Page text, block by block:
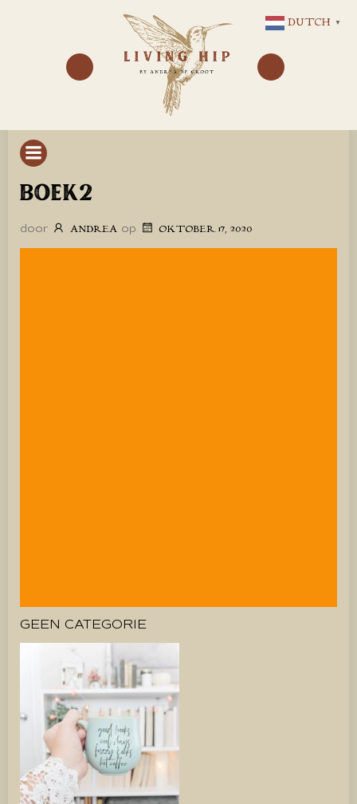
NAAR
DE
INHOUD
BOEK2
door ANDREA op OKTOBER 17, 2020
GEEN CATEGORIE
DUTCH ▼